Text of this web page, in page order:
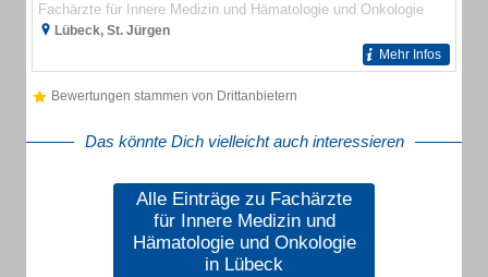
Fachärzte für Innere Medizin und Hämatologie und Onkologie
Lübeck, St. Jürgen
Mehr Infos
Bewertungen stammen von Drittanbietern
Das könnte Dich vielleicht auch interessieren
Alle Einträge zu Fachärzte
für Innere Medizin und
Hämatologie und Onkologie
in Lübeck